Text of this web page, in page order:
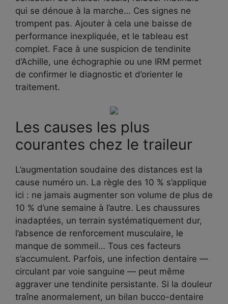
qui se dénoue à la marche… Ces signes ne
trompent pas. Ajouter à cela une baisse de
performance inexpliquée, et le tableau est
complet. Face à une suspicion de tendinite
d’Achille, une échographie ou une IRM permet
de confirmer le diagnostic et d’orienter le
traitement.
Les causes les plus
courantes chez le traileur
L’augmentation soudaine des distances est la
cause numéro un. La règle des 10 % s’applique
ici : ne jamais augmenter son volume de plus de
10 % d’une semaine à l’autre. Les chaussures
inadaptées, un terrain systématiquement dur,
l’absence de renforcement musculaire, le
manque de sommeil… Tous ces facteurs
s’accumulent. Parfois, une infection dentaire —
circulant par voie sanguine — peut même
aggraver une tendinite persistante. Si la douleur
traîne anormalement, un bilan bucco-dentaire